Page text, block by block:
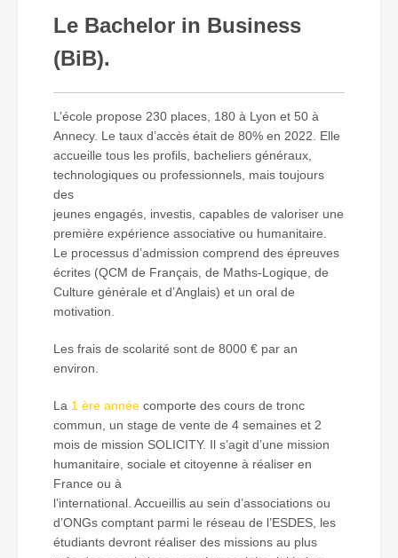
Le Bachelor in Business
(BiB).
L’école propose 230 places, 180 à Lyon et 50 à
Annecy. Le taux d’accès était de 80% en 2022. Elle
accueille tous les profils, bacheliers généraux,
technologiques ou professionnels, mais toujours
des
jeunes engagés, investis, capables de valoriser une
première expérience associative ou humanitaire.
Le processus d’admission comprend des épreuves
écrites (QCM de Français, de Maths-Logique, de
Culture générale et d’Anglais) et un oral de
motivation.
Les frais de scolarité sont de 8000 € par an
environ.
La 1 ère année comporte des cours de tronc
commun, un stage de vente de 4 semaines et 2
mois de mission SOLICITY. Il s’agit d’une mission
humanitaire, sociale et citoyenne à réaliser en
France ou à
l’international. Accueillis au sein d’associations ou
d’ONGs comptant parmi le réseau de l’ESDES, les
étudiants devront réaliser des missions au plus